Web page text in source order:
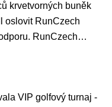
krvetvorných buněk
oslovit RunCzech
RunCzech…
VIP golfový turnaj -